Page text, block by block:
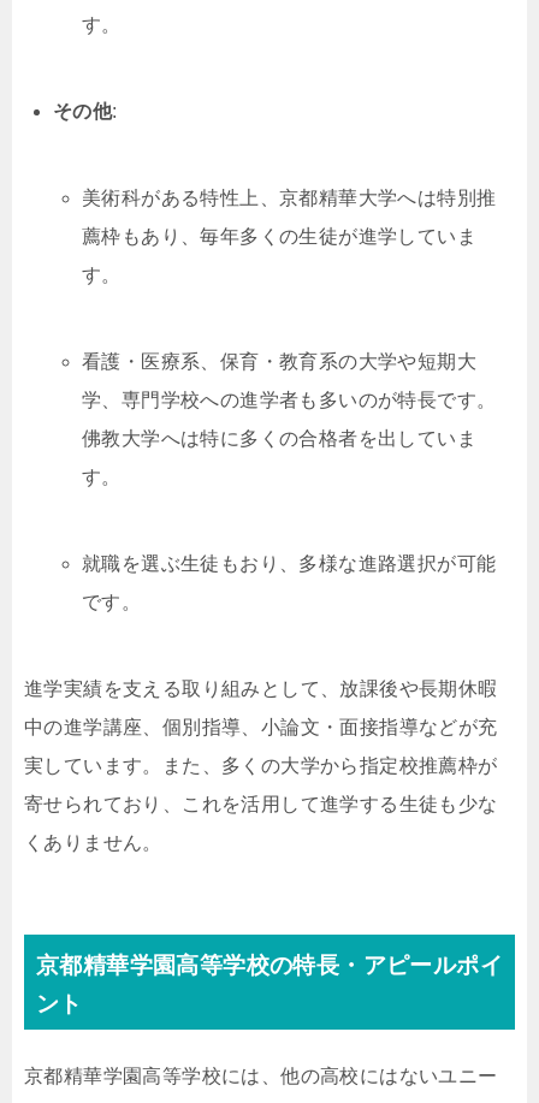
す。
その他:
美術科がある特性上、京都精華大学へは特別推
薦枠もあり、毎年多くの生徒が進学していま
す。
看護・医療系、保育・教育系の大学や短期大
学、専門学校への進学者も多いのが特長です。
佛教大学へは特に多くの合格者を出していま
す。
就職を選ぶ生徒もおり、多様な進路選択が可能
です。
進学実績を支える取り組みとして、放課後や長期休暇
中の進学講座、個別指導、小論文・面接指導などが充
実しています。また、多くの大学から指定校推薦枠が
寄せられており、これを活用して進学する生徒も少な
くありません。
京都精華学園高等学校の特長・アピールポイ
ント
京都精華学園高等学校には、他の高校にはないユニー